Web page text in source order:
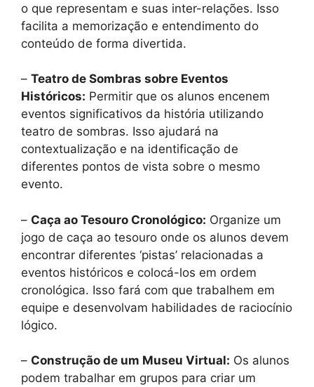
o que representam e suas inter-relações. Isso
facilita a memorização e entendimento do
conteúdo de forma divertida.
– Teatro de Sombras sobre Eventos
Históricos: Permitir que os alunos encenem
eventos significativos da história utilizando
teatro de sombras. Isso ajudará na
contextualização e na identificação de
diferentes pontos de vista sobre o mesmo
evento.
– Caça ao Tesouro Cronológico: Organize um
jogo de caça ao tesouro onde os alunos devem
encontrar diferentes ‘pistas’ relacionadas a
eventos históricos e colocá-los em ordem
cronológica. Isso fará com que trabalhem em
equipe e desenvolvam habilidades de raciocínio
lógico.
– Construção de um Museu Virtual: Os alunos
podem trabalhar em grupos para criar um